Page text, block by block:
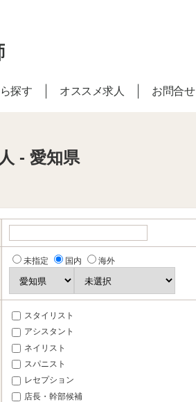
探す オススメ求人 お問合せ
- 愛知県
未指定 国内 海外
スタイリスト
アシスタント
ネイリスト
スパニスト
レセプション
店長・幹部候補